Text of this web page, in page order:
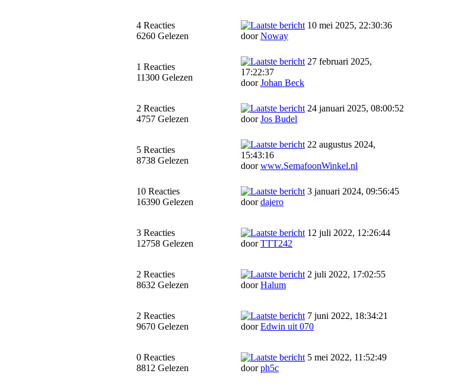
4 Reacties
6260 Gelezen
10 mei 2025, 22:30:36
doorNoway
1 Reacties
11300 Gelezen
27 februari 2025,
17:22:37
doorJohan Beck
2 Reacties
4757 Gelezen
24 januari 2025, 08:00:52
doorJos Budel
5 Reacties
8738 Gelezen
22 augustus 2024,
15:43:16
doorwww.SemafoonWinkel.nl
10 Reacties
16390 Gelezen
3 januari 2024, 09:56:45
doordajero
3 Reacties
12758 Gelezen
12 juli 2022, 12:26:44
doorTTT242
2 Reacties
8632 Gelezen
2 juli 2022, 17:02:55
doorHalum
2 Reacties
9670 Gelezen
7 juni 2022, 18:34:21
doorEdwin uit 070
0 Reacties
8812 Gelezen
5 mei 2022, 11:52:49
doorph5c